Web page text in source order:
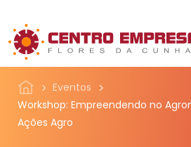
Eventos
Workshop: Empreendendo no
Ações Agro